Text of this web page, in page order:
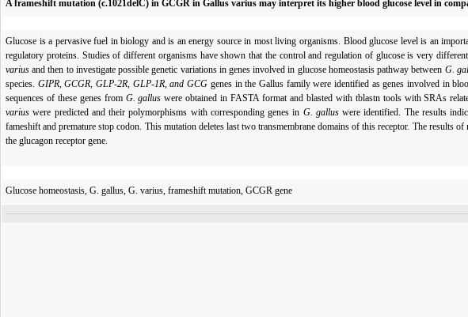
A frameshift mutation (c.1021delC) in GCGR in Gallus varius may interpret its higher blood glucose level in
Glucose is a pervasive fuel in biology and is an energy source in most living organisms. Blood glucose level is an
regulatory proteins. Studies of different organisms have shown that the control and regulation of glucose is very
varius and then to investigate possible genetic variations in genes involved in glucose homeostasis pathway between G.
species. GIPR, GCGR, GLP-2R, GLP-1R, and GCG genes in the Gallus family were identified as genes involved in
sequences of these genes from G. gallus were obtained in FASTA format and blasted with tblastn tools with SRAs
varius were predicted and their polymorphisms with corresponding genes in G. galluswere identified. The results
fameshift and premature stop codon. This mutation deletes last two transmembrane domains of this receptor. The results
the glucagon receptor gene.
Glucose homeostasis, G. gallus, G. varius, frameshift mutation, GCGR gene